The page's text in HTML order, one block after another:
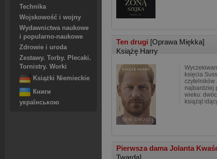
Technika
Wojskowość i wojny
Wydawnictwa naukowe
i popularno-naukowe
Zdrowie i uroda
Zestawy. Torby. Plecaki.
Tornistry. Worki
Książki Niemieckie
Книги
українською
Ten drugi [Oprawa Miękka]
Książę Harry
księcia
czytelników
najbardziej
wieku:
książąt
Pierwsza dama Jolanta
Twarda]